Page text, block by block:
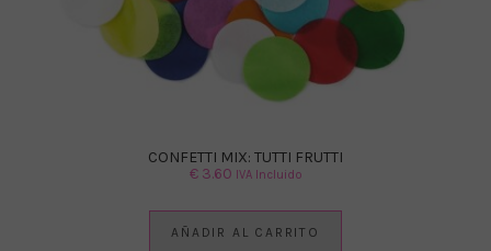
CONFETTI MIX: TUTTI FRUTTI
€3.60 IVA Incluido
AÑADIR AL CARRITO